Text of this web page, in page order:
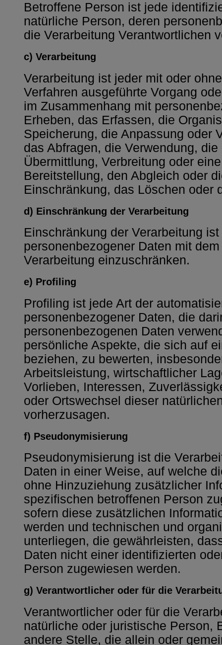
Betroffene Person ist jede
natürliche Person, deren
die Verarbeitung Verantwortlichen
c) Verarbeitung
Verarbeitung ist jeder mit oder
Verfahren ausgeführte Vorgang
im Zusammenhang mit
Erheben, das Erfassen, die
Speicherung, die Anpassung oder
das Abfragen, die Verwendung,
Übermittlung, Verbreitung oder
Bereitstellung, den Abgleich oder
Einschränkung, das Löschen oder
d) Einschränkung der Verarbeitung
Einschränkung der Verarbeitung
personenbezogener Daten mit
Verarbeitung einzuschränken.
e) Profiling
Profiling ist jede Art der
personenbezogener Daten, die
personenbezogenen Daten
persönliche Aspekte, die sich auf
beziehen, zu bewerten,
Arbeitsleistung, wirtschaftlicher
Vorlieben, Interessen,
oder Ortswechsel dieser
vorherzusagen.
f) Pseudonymisierung
Pseudonymisierung ist die
Daten in einer Weise, auf welche
ohne Hinzuziehung zusätzlicher
spezifischen betroffenen Person
sofern diese zusätzlichen
werden und technischen und
unterliegen, die gewährleisten,
Daten nicht einer identifizierten
Person zugewiesen werden.
g) Verantwortlicher oder für die
Verantwortlicher oder für die
natürliche oder juristische Person,
andere Stelle, die allein oder